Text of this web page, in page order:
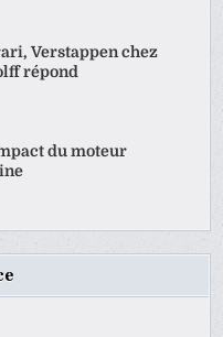
Verstappen chez
répond
du moteur